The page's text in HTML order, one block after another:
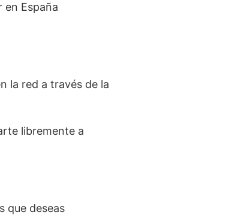
en España
la red a través de la
libremente a
que deseas